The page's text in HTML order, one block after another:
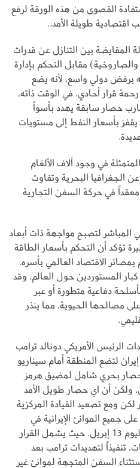
القصوى من هذه الورقة لرفع
اقتصادية طويلة الأمد..
المقايضة بين التنازل عن قدرات
والصاروخية) مقابل التحكم بإدارة
برفض دولي واسع، لأنه يضع
قرار أحادي. في الوقت ذاته،
حصار سابقة يهدد بأسوأ
بأسعار النفط إلى مستويات
في وجود آلاف الألغام
الجغرافيا البحرية وتفاوت
معقداً في حركة السفن التجارية
المباشر لتصبح مواجهة ذات أبعاد
تؤكد أن التحكم بأسعار الطاقة
الاقتصاد العالمي بأسره.
المستوردين حول العالم، وقد
دفاعية متطورة أو عبر
مصالحها الحيوية، مما ينذر
الرئيس الأمريكي دونالد ترامب
لتضع المنطقة أمام سيناريو
بحري شامل لمضيق هرمز
ولكن أن اي حصار طويل الأمد
ومع تصعيد القيادة المركزية
جميع الموانئ الإيرانية في
الخليج وخليج عمان، اعتباراً من اليوم 13 إبريل. حيث يشمل القرار
لتهديدات ترامب بعد
السفن المتجهة لموانئ غير